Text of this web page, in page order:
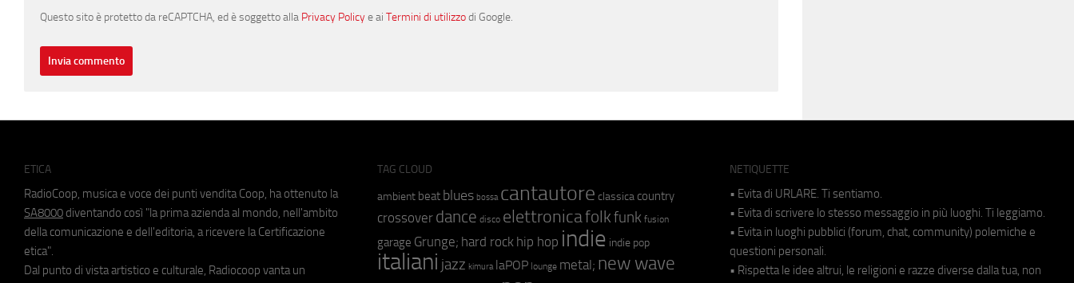
Questo sito è protetto da reCAPTCHA, ed è soggetto alla Privacy Policye ai Termini di utilizzodi Google.
ETICA
RadioCoop, musica e voce dei punti vendita Coop, ha ottenuto la
SA8000 diventando così "la prima azienda al mondo, nell'ambito
della comunicazione e dell'editoria, a ricevere la Certificazione
etica".
Dal punto di vista artistico e culturale, Radiocoop vanta un
TAG CLOUD
ambient beat blues bossa cantautore classica country
crossover dance disco elettronicafolkfunk fusion
garage Grunge; hard rock hip hop indie indie pop
italiani jazz kimura laPOP lounge metal; new wave
NETIQUETTE
• Evita di URLARE. Ti sentiamo.
• Evita di scrivere lo stesso messaggio in più luoghi. Ti leggiamo.
• Evita in luoghi pubblici (forum, chat, community) polemiche e
questioni personali.
• Rispetta le idee altrui, le religioni e razze diverse dalla tua, non